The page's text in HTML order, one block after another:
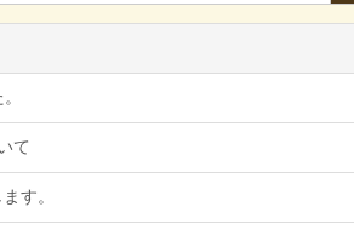
て
す。